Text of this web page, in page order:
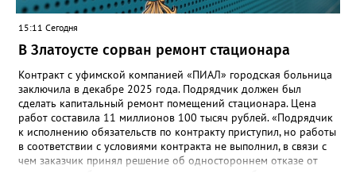
15:11 Сегодня
В Златоусте сорван ремонт стационара
Контракт с уфимской компанией «ПИАЛ» городская больница
заключила в декабре 2025 года. Подрядчик должен был
сделать капитальный ремонт помещений стационара. Цена
работ составила 11 миллионов 100 тысяч рублей. «Подрядчик
к исполнению обязательств по контракту приступил, но работы
в соответствии с условиями контракта не выполнил, в связи с
чем заказчик принял решение об одностороннем отказе от